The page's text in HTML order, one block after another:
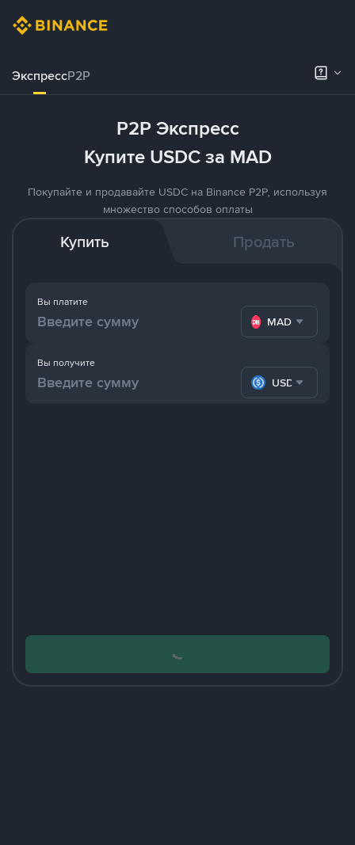
ЭкспрессP2P
P2P Экспресс
Купите USDC за MAD
Покупайте и продавайте USDC на Binance P2P, используя
множество способов оплаты
Купить Продать
Вы платите
MAD
Вы получите
USDC